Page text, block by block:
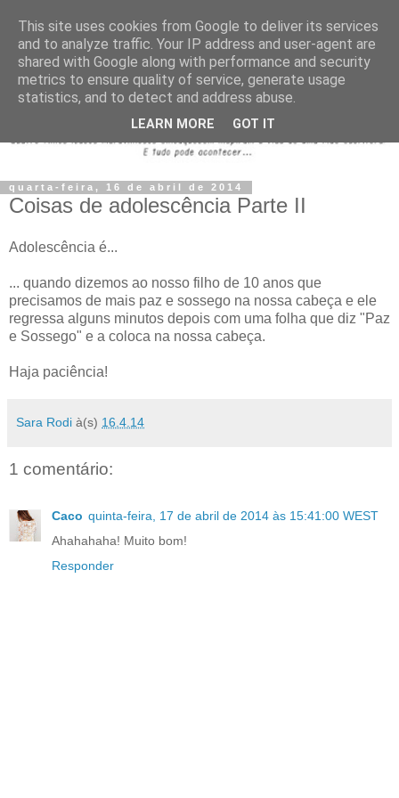
quarta-feira, 16 de abril de 2014
Coisas de adolescência Parte II
Adolescência é...
... quando dizemos ao nosso filho de 10 anos que
precisamos de mais paz e sossego na nossa cabeça e ele
regressa alguns minutos depois com uma folha que diz "Paz
e Sossego" e a coloca na nossa cabeça.
Haja paciência!
Sara Rodi à(s) 16.4.14
1 comentário:
Caco quinta-feira, 17 de abril de 2014 às 15:41:00 WEST
Ahahahaha! Muito bom!
Responder
This site uses cookies from Google to deliver its services
and to analyze traffic. Your IP address and user-agent are
shared with Google along with performance and security
metrics to ensure quality of service, generate usage
statistics, and to detect and address abuse.
LEARN MORE GOT IT